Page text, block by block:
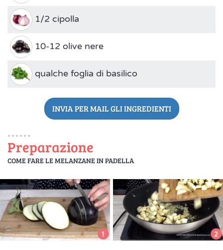
1/2 cipolla
10-12 olive nere
qualche foglia di basilico
INVIA PER MAIL GLI INGREDIENTI
Preparazione
COME FARE LE MELANZANE IN PADELLA